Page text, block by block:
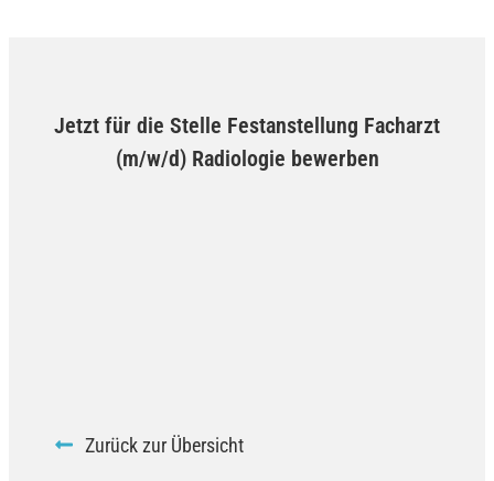
Jetzt für die Stelle Festanstellung Facharzt
(m/w/d) Radiologie bewerben
Zurück zur Übersicht